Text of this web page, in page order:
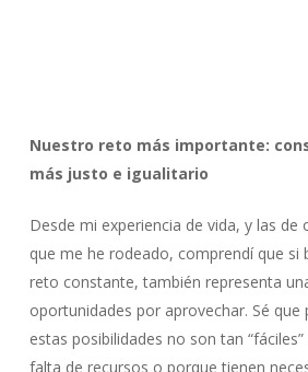
Nuestro reto más importante:
más justo e igualitario
Desde mi experiencia de vida, y las de
que me he rodeado, comprendí que si
reto constante, también representa
oportunidades por aprovechar. Sé que
estas posibilidades no son tan
falta de recursos o porque tienen